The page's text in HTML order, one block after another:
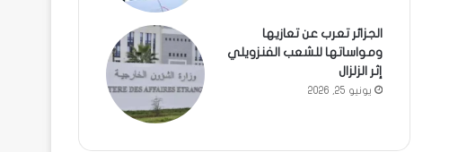
الجزائر تعرب عن تعازيها
ومواساتها للشعب الفنزويلي
إثر الزلزال
يونيو 25, 2026